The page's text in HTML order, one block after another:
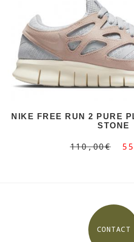
NIKE FREE RUN 2 PURE
STONE
110,00€
CONTACT